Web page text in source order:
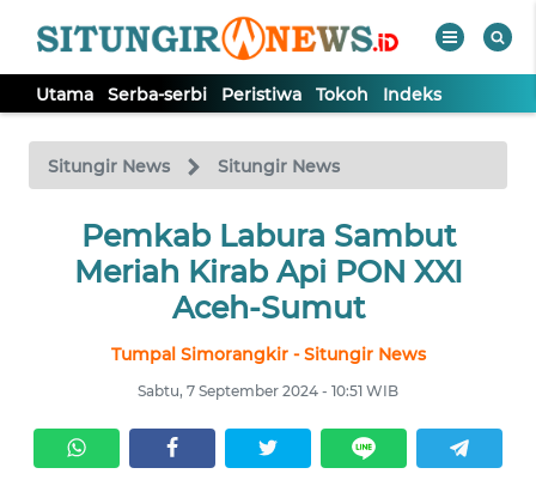
Utama Serba-serbi Peristiwa Tokoh Indeks
Situngir News Situngir News
Pemkab Labura Sambut
Meriah Kirab Api PON XXI
Aceh-Sumut
Tumpal Simorangkir - Situngir News
Sabtu, 7 September 2024 - 10:51 WIB
TV
Tutup
UTAMA
TOKOH